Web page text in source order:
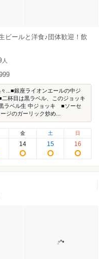
ールと洋食♪団体歓迎！飲
人
...■銀座ライオンエールの中ジ
杯目は黒ラベル、このジョッキ
ラベル生 中ジョッキ ■ソーセ
ジのガーリック炒め...
金
14
土
15
日
16